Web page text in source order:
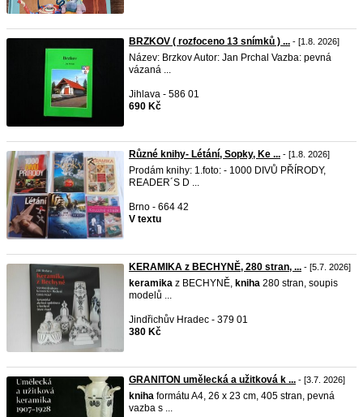
BRZKOV ( rozfoceno 13 snímků ) ... - [1.8. 2026]
Název: Brzkov Autor: Jan Prchal Vazba: pevná
vázaná ...
Jihlava - 586 01
690 Kč
Různé knihy- Létání, Sopky, Ke ... - [1.8. 2026]
Prodám knihy: 1.foto: - 1000 DIVŮ PŘÍRODY,
READER´S D ...
Brno - 664 42
V textu
KERAMIKA z BECHYNĚ, 280 stran, ... - [5.7. 2026]
keramika z BECHYNĚ, kniha 280 stran, soupis
modelů ...
Jindřichův Hradec - 379 01
380 Kč
GRANITON umělecká a užitková k ... - [3.7. 2026]
kniha formátu A4, 26 x 23 cm, 405 stran, pevná
vazba s ...